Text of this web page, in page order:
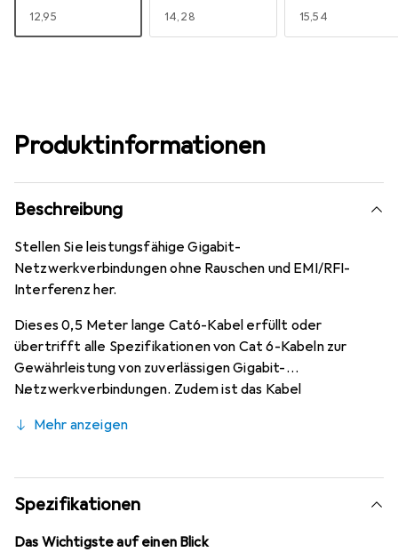
EUR
12,95 EUR
14,28 EUR
15,54
Produktinformationen
Beschreibung
Stellen Sie leistungsfähige Gigabit-
Netzwerkverbindungen ohne Rauschen und EMI/RFI-
Interferenz her.
Dieses 0,5 Meter lange Cat6-Kabel erfüllt oder
übertrifft alle Spezifikationen von Cat 6-Kabeln zur
Gewährleistung von zuverlässigen Gigabit-
Netzwerkverbindungen. Zudem ist das Kabel
Interferenz (EMI/RFI) und Systemrauschen zu schützen
Netzwerkverbindungen bereitzustellen.
Mehr anzeigen
Spezifikationen
Das Wichtigste auf einen Blick